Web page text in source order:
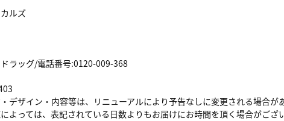
ルズ
ラッグ/電話番号:0120-009-368
デザイン・内容等は、リニューアルにより予告なしに変更される場合が
よっては、表記されている日数よりもお届けにお時間を頂く場合がござ